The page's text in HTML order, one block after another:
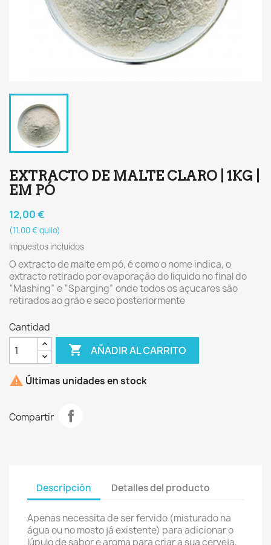
EXTRACTO DE MALTE CLARO | 1KG |
EM PÓ
12,00 €
(11,00 € quilo)
Impuestos incluidos
O extracto de malte em pó, é como o nome indica, o
extracto retirado por evaporação do liquido no final do
“Mashing” e “Sparging” onde todos os açucares são
retirados ao grão e seco posteriormente
Cantidad
 AÑADIR AL CARRITO
 Últimas unidades en stock
Compartir
Descripción Detalles del producto
Apenas necessita de ser fervido (misturado na
água ou no mosto já existente) para adicionar o
lúpulo de sabor e aroma para criar a sua cerveja,